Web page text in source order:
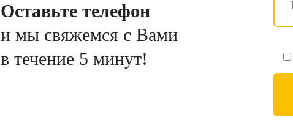
Оставьте телефон
и мы свяжемся с Вами
в течение 5 минут!